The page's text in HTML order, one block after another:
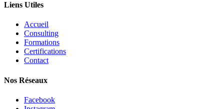
Liens Utiles
Accueil
Consulting
Formations
Certifications
Contact
Nos Réseaux
Facebook